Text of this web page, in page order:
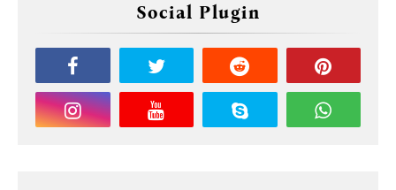
Social Plugin